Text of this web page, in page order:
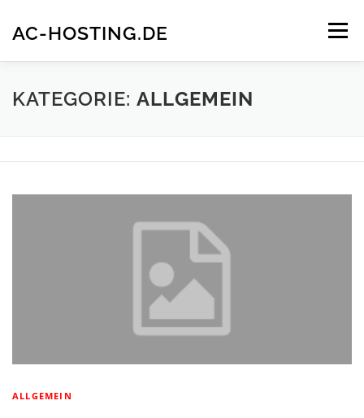
springen
AC-HOSTING.DE Menü
IMPRESSUM DATENSCHUTZERKLÄRUNG
KATEGORIE: ALLGEMEIN
ALLGEMEIN